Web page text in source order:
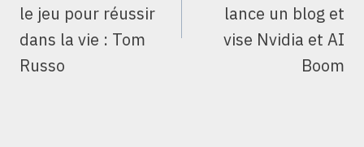
le jeu pour réussir
dans la vie : Tom
Russo
lance un blog et
vise Nvidia et AI
Boom